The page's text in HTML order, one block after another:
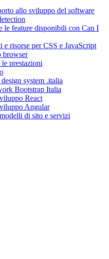
allo sviluppo del software
le feature disponibili con Can I
e risorse per CSS e JavaScript
browser
prestazioni
system .italia
Bootstrap Italia
React
Angular
di sito e servizi